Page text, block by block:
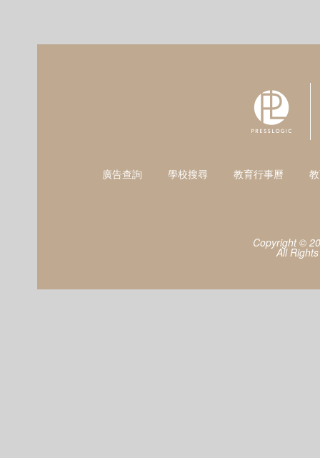
廣告查詢 學校搜尋 教育行事曆
Copyright ©
All